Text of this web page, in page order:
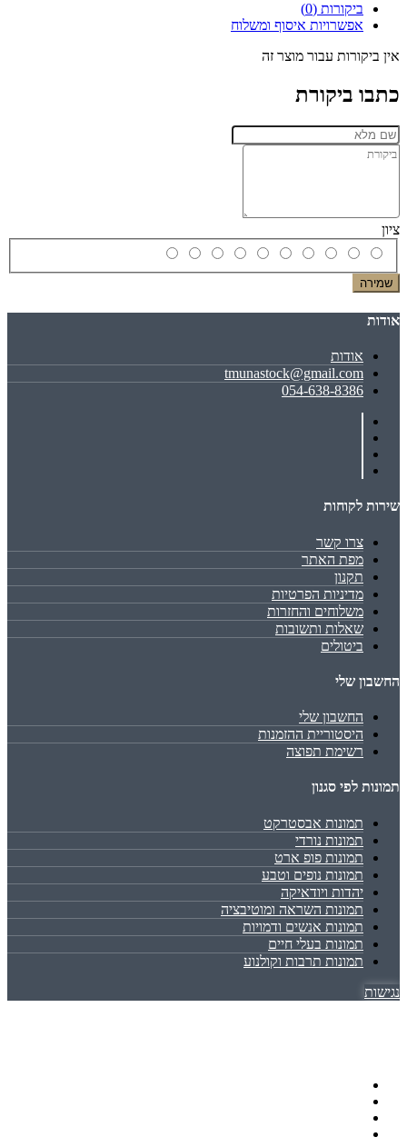
ביקורות (0)
אפשרויות איסוף ומשלוח
אין ביקורות עבור מוצר זה
כתבו ביקורת
ציון
שמירה
אודות
אודות
tmunastock@gmail.com
054-638-8386
שירות לקוחות
צרו קשר
מפת האתר
תקנון
מדיניות הפרטיות
משלוחים והחזרות
שאלות ותשובות
ביטולים
החשבון שלי
החשבון שלי
היסטוריית ההזמנות
רשימת תפוצה
תמונות לפי סגנון
תמונות אבסטרקט
תמונות נורדי
תמונות פופ ארט
תמונות נופים וטבע
יהדות ויודאיקה
תמונות השראה ומוטיבציה
תמונות אנשים ודמויות
תמונות בעלי חיים
תמונות תרבות וקולנוע
נגישות